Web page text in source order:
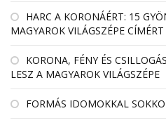
HARC A KORONÁÉRT: 15
MAGYAROK VILÁGSZÉPE CÍMÉRT
KORONA, FÉNY ÉS
LESZ A MAGYAROK VILÁGSZÉPE
FORMÁS IDOMOKKAL